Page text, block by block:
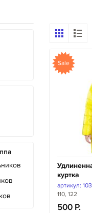
Sale
куртка
артикул:
110, 122
500